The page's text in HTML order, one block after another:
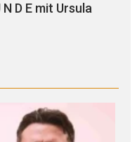
N D E mit Ursula